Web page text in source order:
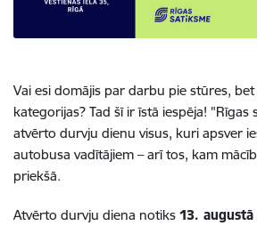
Vai esi domājis par darbu pie stūres, bet
kategorijas? Tad šī ir īstā iespēja! "Rīgas
atvērto durvju dienu visus, kuri apsver
autobusa vadītājiem – arī tos, kam
priekšā.
Atvērto durvju diena notiks 13.